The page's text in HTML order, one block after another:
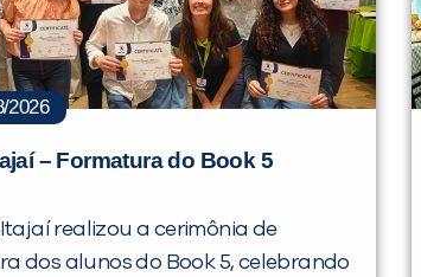
2026
– Formatura do Book 5
realizou a cerimônia de
dos alunos do Book 5, celebrando